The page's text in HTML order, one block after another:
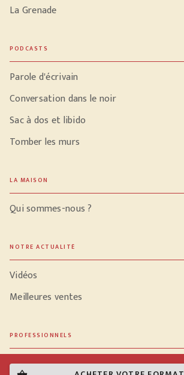
La Grenade
PODCASTS
Parole d'écrivain
Conversation dans le noir
Sac à dos et libido
Tomber les murs
LA MAISON
Qui sommes-nous ?
NOTRE ACTUALITÉ
Vidéos
Meilleures ventes
PROFESSIONNELS
Libraires